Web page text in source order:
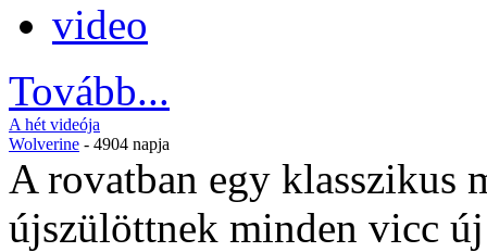
video
Tovább...
A hét videója
Wolverine - 4904 napja
A rovatban egy klasszikus
újszülöttnek minden vicc